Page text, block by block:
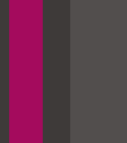
5 個錯誤一開始
做有氧，不做肌
受傷完全不記錄
合自己的狀態給
劃，只要今天願
OKBODY，我們
跌倒風險的關聯
感變差，跌倒風
源，往往會減少
心。肌力訓練對
肢肌群以降低跌
活動品質，延緩
出遊到陪伴家人